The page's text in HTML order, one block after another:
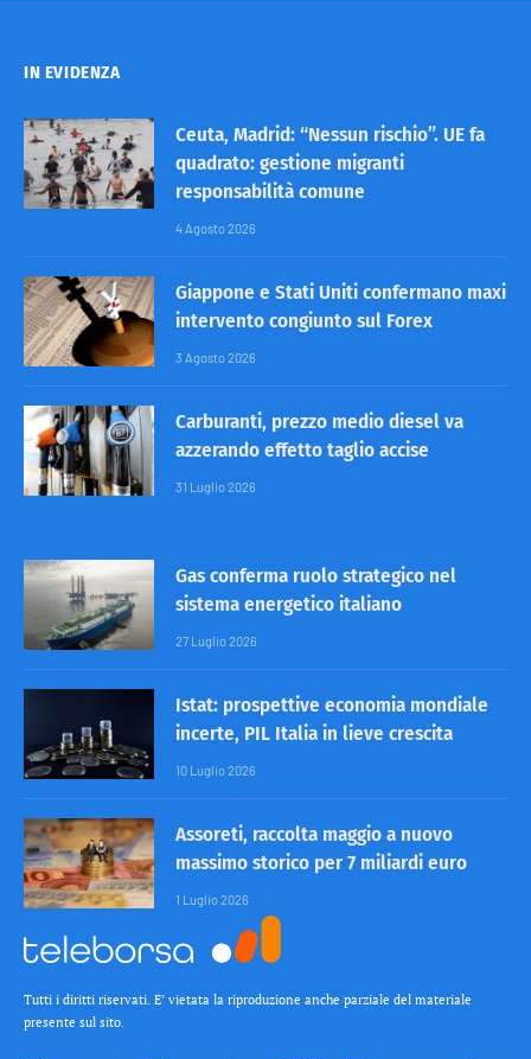
IN EVIDENZA
Ceuta, Madrid: “Nessun rischio”. UE fa
quadrato: gestione migranti
responsabilità comune
4 Agosto 2026
Giappone e Stati Uniti confermano maxi
intervento congiunto sul Forex
3 Agosto 2026
Carburanti, prezzo medio diesel va
azzerando effetto taglio accise
31 Luglio 2026
Gas conferma ruolo strategico nel
sistema energetico italiano
27 Luglio 2026
Istat: prospettive economia mondiale
incerte, PIL Italia in lieve crescita
10 Luglio 2026
Assoreti, raccolta maggio a nuovo
massimo storico per 7 miliardi euro
1 Luglio 2026
Tutti i diritti riservati. E’ vietata la riproduzione anche parziale del materiale
presente sul sito.